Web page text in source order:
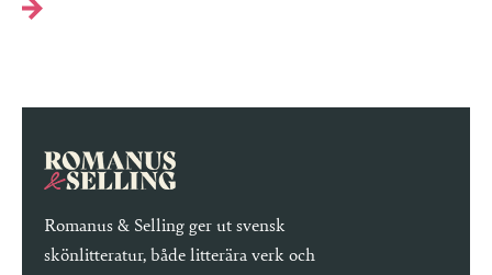
Romanus & Selling ger ut svensk
skönlitteratur, både litterära verk och